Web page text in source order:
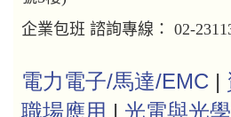
企業包班 諮詢專線： 02-
電力電子/馬達/EMC |
職場應用 | 光電與光